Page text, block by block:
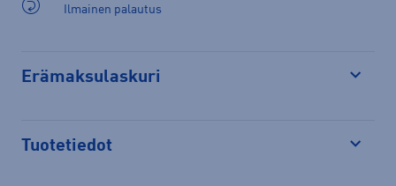
Ilmainen palautus
Erämaksulaskuri
Tuotetiedot